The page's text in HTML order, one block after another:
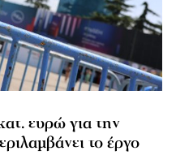
ευρώ για την
το έργο